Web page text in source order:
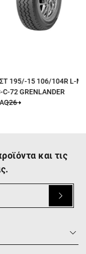
15 106/104R L-MAX
GRENLANDER
και τις